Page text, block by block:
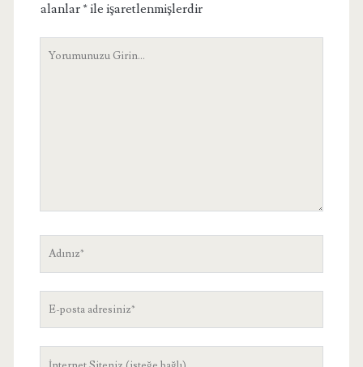
alanlar*ile işaretlenmişlerdir
Yorumunuz
posta
Site